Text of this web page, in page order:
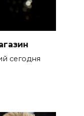
сегодня